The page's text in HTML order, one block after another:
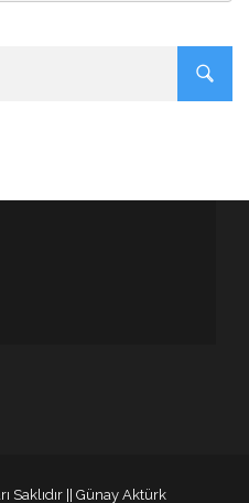
Saklıdır || Günay Aktürk